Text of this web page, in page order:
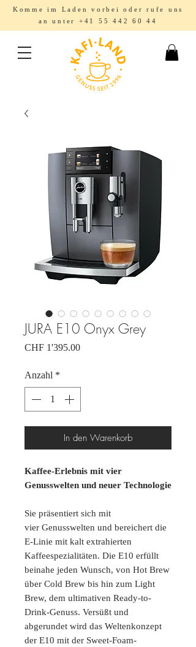
Komme im Laden vorbei oder rufe uns
an unter +41 55 442 60 44
JURA E10 Onyx Grey
CHF 1'395.00Preis
Anzahl *
In den Warenkorb
Kaffee-Erlebnis mit vier
Genusswelten und neuer Technologie
Sie präsentiert sich mit
vier Genusswelten und bereichert die
E-Linie mit kalt extrahierten
Kaffeespezialitäten. Die E10 erfüllt
beinahe jeden Wunsch, von Hot Brew
über Cold Brew bis hin zum Light
Brew, dem ultimativen Ready-to-
Drink-Genuss. Versüßt und
abgerundet wird das Weltenkonzept
der E10 mit der Sweet-Foam-